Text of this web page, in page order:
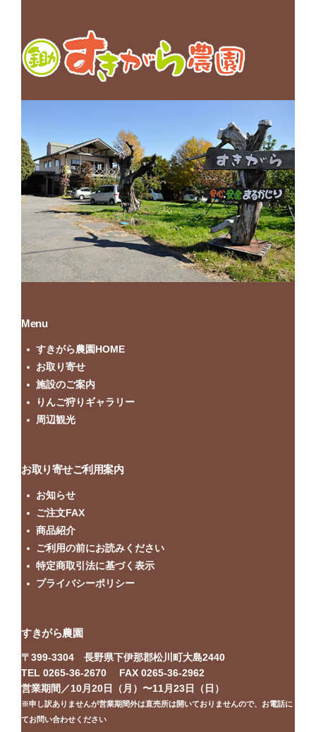
Menu
すきがら農園HOME
お取り寄せ
施設のご案内
りんご狩りギャラリー
周辺観光
お取り寄せご利用案内
お知らせ
ご注文FAX
商品紹介
ご利用の前にお読みください
特定商取引法に基づく表示
プライバシーポリシー
すきがら農園
〒399-3304 長野県下伊那郡松川町大島2440
TEL 0265-36-2670 FAX 0265-36-2962
営業期間／10月20日（月）〜11月23日（日）
※申し訳ありませんが営業期間外は直売所は開いておりませんので、お電話に
てお問い合わせください